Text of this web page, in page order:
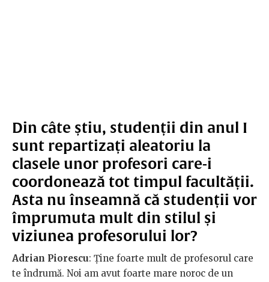
Din câte știu, studenții din anul I
sunt repartizați aleatoriu la
clasele unor profesori care-i
coordonează tot timpul facultății.
Asta nu înseamnă că studenții vor
împrumuta mult din stilul și
viziunea profesorului lor?
Adrian Piorescu: Ține foarte mult de profesorul care
te îndrumă. Noi am avut foarte mare noroc de un